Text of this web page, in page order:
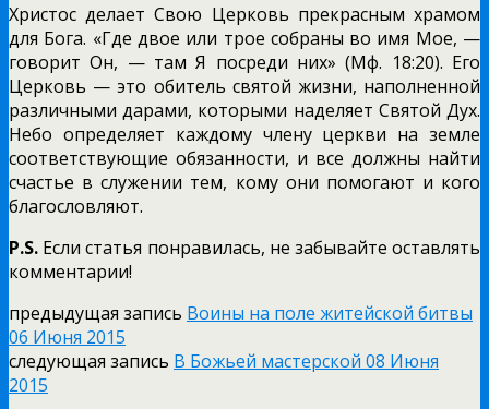
Христос делает Свою Церковь прекрасным храмом
для Бога. «Где двое или трое собраны во имя Мое, —
говорит Он, — там Я посреди них» (Мф. 18:20). Его
Церковь — это обитель святой жизни, наполненной
различными дарами, которыми наделяет Святой Дух.
Небо определяет каждому члену церкви на земле
соответствующие обязанности, и все должны найти
счастье в служении тем, кому они помогают и кого
благословляют.
P.S. Если статья понравилась, не забывайте оставлять
комментарии!
предыдущая запись Воины на поле житейской битвы
06 Июня 2015
следующая запись В Божьей мастерской 08 Июня
2015